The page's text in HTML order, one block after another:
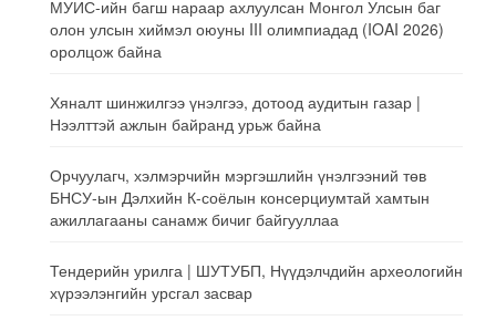
МУИС-ийн багш нараар ахлуулсан Монгол Улсын баг
олон улсын хиймэл оюуны III олимпиадад (IOAI 2026)
оролцож байна
Хяналт шинжилгээ үнэлгээ, дотоод аудитын газар |
Нээлттэй ажлын байранд урьж байна
Орчуулагч, хэлмэрчийн мэргэшлийн үнэлгээний төв
БНСУ-ын Дэлхийн К-соёлын консерциумтай хамтын
ажиллагааны санамж бичиг байгууллаа
Тендерийн урилга | ШУТУБП, Нүүдэлчдийн археологийн
хүрээлэнгийн урсгал засвар